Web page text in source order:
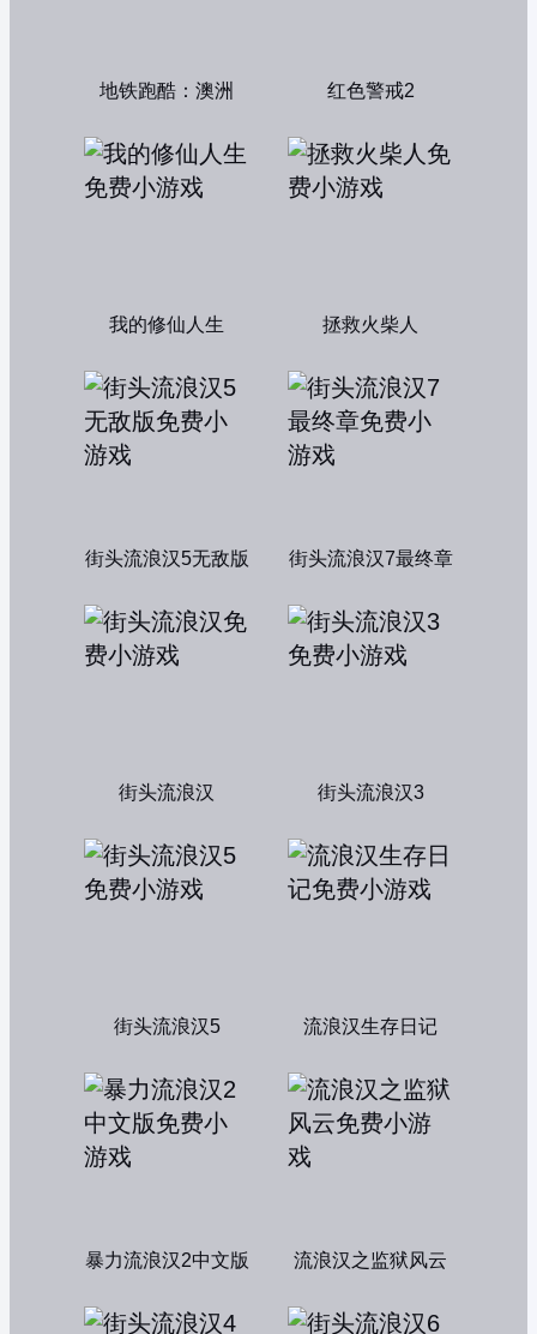
地铁跑酷：澳洲 红色警戒2
我的修仙人生 拯救火柴人
街头流浪汉5无敌版 街头流浪汉7最终章
街头流浪汉 街头流浪汉3
街头流浪汉5 流浪汉生存日记
暴力流浪汉2中文版 流浪汉之监狱风云